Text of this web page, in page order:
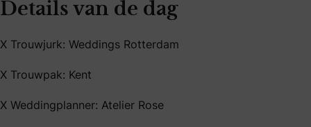
Details van de dag
X Trouwjurk: Weddings Rotterdam
X Trouwpak: Kent
X Weddingplanner: Atelier Rose